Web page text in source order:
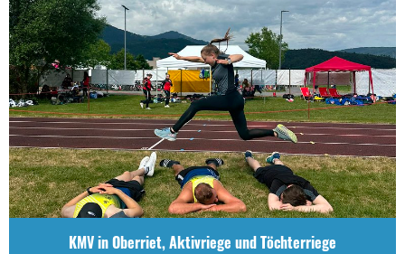
KMV in Oberriet, Aktivriege und Töchterriege